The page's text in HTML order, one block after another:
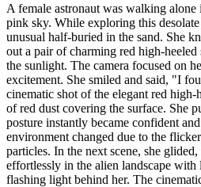
A female astronaut was walking alone
pink sky. While exploring this
unusual half-buried in the sand. She
out a pair of charming red high-
the sunlight. The camera focused on
excitement. She smiled and said, "I
cinematic shot of the elegant red
of red dust covering the surface. She
posture instantly became confident
environment changed due to the
particles. In the next scene, she
effortlessly in the alien landscape
flashing light behind her. The